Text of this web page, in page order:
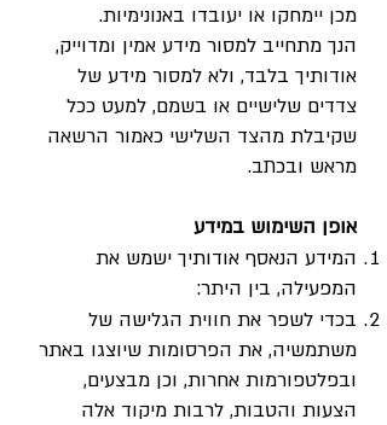
מכן יימחקו או יעובדו באנונימיות.
הנך מתחייב למסור מידע אמין ומדוייק,
אודותיך בלבד, ולא למסור מידע של
צדדים שלישיים או בשמם, למעט ככל
שקיבלת מהצד השלישי כאמור הרשאה
מראש ובכתב.
אופן השימוש במידע
המידע הנאסף אודותיך ישמש את
המפעילה, בין היתר:
בכדי לשפר את חווית הגלישה של
משתמשיה, את הפרסומות שיוצגו באתר
ובפלטפורמות אחרות, וכן מבצעים,
הצעות והטבות, לרבות מיקוד אלה